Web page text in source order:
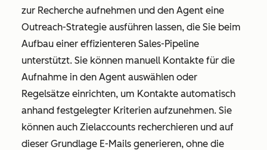
zur Recherche aufnehmen und den Agent eine
Outreach-Strategie ausführen lassen, die Sie beim
Aufbau einer effizienteren Sales-Pipeline
unterstützt. Sie können manuell Kontakte für die
Aufnahme in den Agent auswählen oder
Regelsätze einrichten, um Kontakte automatisch
anhand festgelegter Kriterien aufzunehmen. Sie
können auch Zielaccounts recherchieren und auf
dieser Grundlage E-Mails generieren, ohne die